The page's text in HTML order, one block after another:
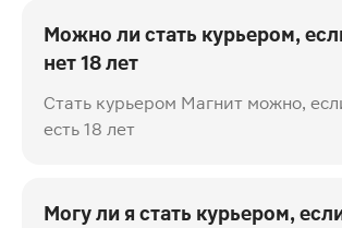
Можно ли стать курьером,
нет 18 лет
Стать курьером Магнит можно,
есть 18 лет
Могу ли я стать курьером,